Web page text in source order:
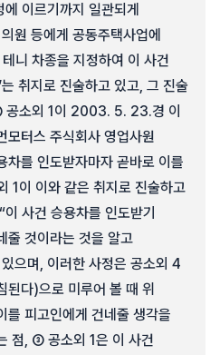
이르기까지 일관되게
원 등에게 공동주택사업에
니 차종을 지정하여 이 사건
취지로 진술하고 있고, 그 진술
공소외 1이 2003. 5. 23.경 이
모터스 주식회사 영업사원
차를 인도받자마자 곧바로 이를
1이 이와 같은 취지로 진술하고
사건 승용차를 인도받기
줄 것이라는 것을 알고
으며, 이러한 사정은 공소외 4
된다)으로 미루어 볼 때 위
를 피고인에게 건네줄 생각을
점, ③ 공소외 1은 이 사건